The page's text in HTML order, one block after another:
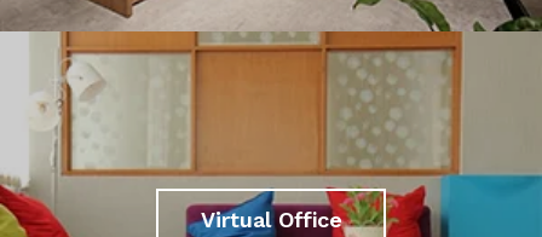
Virtual Office